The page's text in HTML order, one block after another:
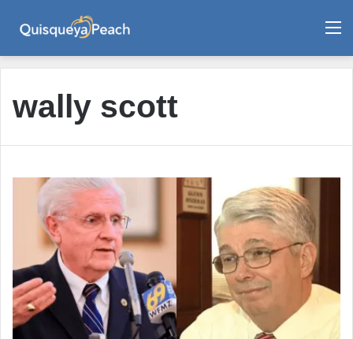
wally scott